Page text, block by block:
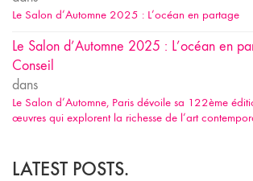
Le Salon d’Automne 2025 : L’océan en partage
Le Salon d’Automne 2025 : L’océan en
Conseil
dans
Le Salon d’Automne, Paris dévoile sa 122ème
œuvres qui explorent la richesse de l’art
LATEST POSTS.